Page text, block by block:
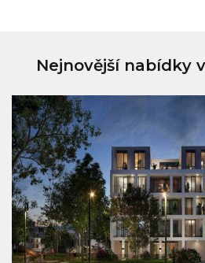
Nejnovější nabídky